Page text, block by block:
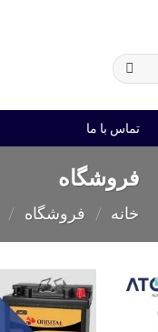
تماس با ما
فروشگاه
خانه / فروشگاه /